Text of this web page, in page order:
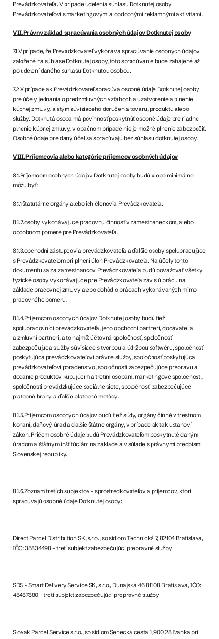
Prevádzkovateľa. V prípade udelenia súhlasu Dotknutej osoby
Prevádzkovateľovi s marketingovými a obdobnými reklamnými aktivitami.
VII.Právny základ spracúvania osobných údajov Dotknutej osoby
7.1.V prípade, že Prevádzkovateľ vykonáva spracúvanie osobných údajov
založené na súhlase Dotknutej osoby, toto spracúvanie bude zahájené až
po udelení daného súhlasu Dotknutou osobou.
7.2.V prípade ak Prevádzkovateľ spracúva osobné údaje Dotknutej osoby
pre účely jednania o predzmluvných vzťahoch a uzatvorenie a plnenie
kúpnej zmluvy, a stým súvisiaceho doručenia tovaru, produktu alebo
služby. Dotknutá osoba má povinnosť poskytnúť osobné údaje pre riadne
plnenie kúpnej zmluvy, v opačnom prípade nie je možné plnenie zabezpečiť.
Osobné údaje pre daný účel sa spracúvajú bez súhlasu dotknutej osoby.
VIII.Príjemcovia alebo kategórie príjemcov osobných údajov
8.1.Príjemcom osobných údajov Dotknutej osoby budú alebo minimálne
môžu byť:
8.1.1.štatutárne orgány alebo ich členovia Prevádzkovateľa.
8.1.2.osoby vykonávajúce pracovnú činnosť v zamestnaneckom, alebo
obdobnom pomere pre Prevádzkovateľa.
8.1.3.obchodní zástupcovia prevádzkovateľa a ďalšie osoby spolupracujúce
s Prevádzkovateľom pri plnení úloh Prevádzkovateľa. Na účely tohto
dokumentu sa za zamestnancov Prevádzkovateľa budú považovať všetky
fyzické osoby vykonávajúce pre Prevádzkovateľa závislú prácu na
základe pracovnej zmluvy alebo dohôd o prácach vykonávaných mimo
pracovného pomeru.
8.1.4.Príjemcom osobných údajov Dotknutej osoby budú tiež
spolupracovníci prevádzkovateľa, jeho obchodní partneri, dodávatelia
a zmluvní partneri, a to najmä: účtovná spoločnosť, spoločnosť
zabezpečujúca služby súvisiace s tvorbou a údržbou softwéru, spoločnosť
poskytujúca prevádzkovateľovi právne služby, spoločnosť poskytujúca
prevádzkovateľovi poradenstvo, spoločnosti zabezpečujúce prepravu a
dodanie produktov kupujúcim a tretím osobám, marketingové spoločnosti,
spoločnosti prevádzkujúce sociálne siete, spoločnosti zabezpečujúce
platobné brány a ďalšie platobné metódy.
8.1.5.Príjemcom osobných údajov budú tiež súdy, orgány činné v trestnom
konaní, daňový úrad a ďalšie štátne orgány, v prípade ak tak ustanoví
zákon. Pričom osobné údaje budú Prevádzkovateľom poskytnuté daným
úradom a štátnym inštitúciám na základe a v súlade s právnymi predpismi
Slovenskej republiky.
8.1.6.Zoznam tretích subjektov - sprostredkovateľov a príjemcov, ktorí
spracúvajú osobné údaje Dotknutej osoby:
Direct Parcel Distribution SK, s.r.o., so sídlom Technická 7, 82104 Bratislava,
IČO: 35834498 – tretí subjekt zabezpečujúci prepravné služby
SDS - Smart Delivery Service SK, s.r.o., Dunajská 46 811 08 Bratislava, IČO:
45487880 - tretí subjekt zabezpečujúci prepravné služby
Slovak Parcel Service s.r.o., so sídlom Senecká cesta 1, 900 28 Ivanka pri